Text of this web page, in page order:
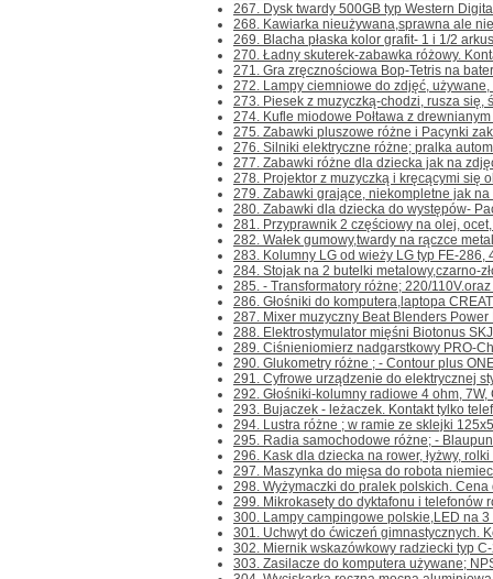
267. Dysk twardy 500GB typ Western
268. Kawiarka nieużywana,sprawna ale
269. Blacha płaska kolor grafit- 1 i 1/2
270. Ładny skuterek-zabawka różowy.
271. Gra zręcznościowa Bop-Tetris na
272. Lampy ciemniowe do zdjęć,
273. Piesek z muzyczką-chodzi, rusza się,
274. Kufle miodowe Połtawa z
275. Zabawki pluszowe różne i Pacynki
276. Silniki elektryczne różne; pralka
277. Zabawki różne dla dziecka jak na
278. Projektor z muzyczką i kręcącymi się
279. Zabawki grające, niekompletne jak
280. Zabawki dla dziecka do występów-
281. Przyprawnik 2 częściowy na olej,
282. Wałek gumowy,twardy na rączce
283. Kolumny LG od wieży LG typ FE-286,
284. Stojak na 2 butelki metalowy,czarno-
285. - Transformatory różne; 220/
286. Głośniki do komputera,laptopa
287. Mixer muzyczny Beat Blenders Power
288. Elektrostymulator mięśni Biotonus
289. Ciśnieniomierz nadgarstkowy PRO-
290. Glukometry różne ; - Contour plus
291. Cyfrowe urządzenie do elektrycznej
292. Głośniki-kolumny radiowe 4 ohm, 7W,
293. Bujaczek - leżaczek. Kontakt tylko
294. Lustra różne ; w ramie ze sklejki
295. Radia samochodowe różne; -
296. Kask dla dziecka na rower, łyżwy,
297. Maszynka do mięsa do robota
298. Wyżymaczki do pralek polskich.
299. Mikrokasety do dyktafonu i telefonów
300. Lampy campingowe polskie,LED na
301. Uchwyt do ćwiczeń gimnastycznych.
302. Miernik wskazówkowy radziecki typ
303. Zasilacze do komputera używane;